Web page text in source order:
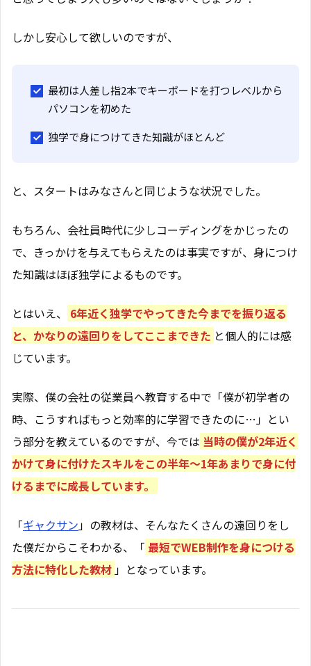
しかし安心して欲しいのですが、
最初は人差し指2本でキーボードを打つレベルから
パソコンを初めた
独学で身につけてきた知識がほとんど
と、スタートはみなさんと同じような状況でした。
もちろん、会社員時代に少しコーディングをかじったの
で、きっかけを与えてもらえたのは事実ですが、身につけ
た知識はほぼ独学によるものです。
とはいえ、
6年近く独学でやってきた今までを振り返る
と、かなりの遠回りをしてここまできた と個人的には感
じています。
実際、僕の会社の従業員へ教育する中で「僕が初学者の
時、こうすればもっと効率的に学習できたのに…」とい
う部分を教えているのですが、今では 当時の僕が2年近く
かけて身に付けたスキルをこの半年〜1年あまりで身に付
けるまでに成長しています。
「ギャクサン 」の教材は、そんなたくさんの遠回りをし
た僕だからこそわかる、「 最短でWEB制作を身につける
方法に特化した教材 」となっています。